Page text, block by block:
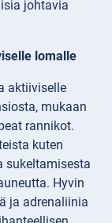
johtavia
lomalle
aktiiviselle
mukaan
rannikot.
kuten
sukeltamisesta
Hyvin
ja adrenaliinia